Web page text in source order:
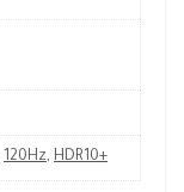
120Hz, HDR10+